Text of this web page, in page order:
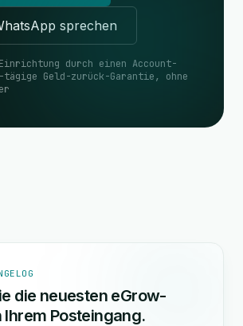
sprechen
durch einen Account-
tägige Geld-zurück-Garantie, ohne
die neuesten eGrow-
Ihrem Posteingang.